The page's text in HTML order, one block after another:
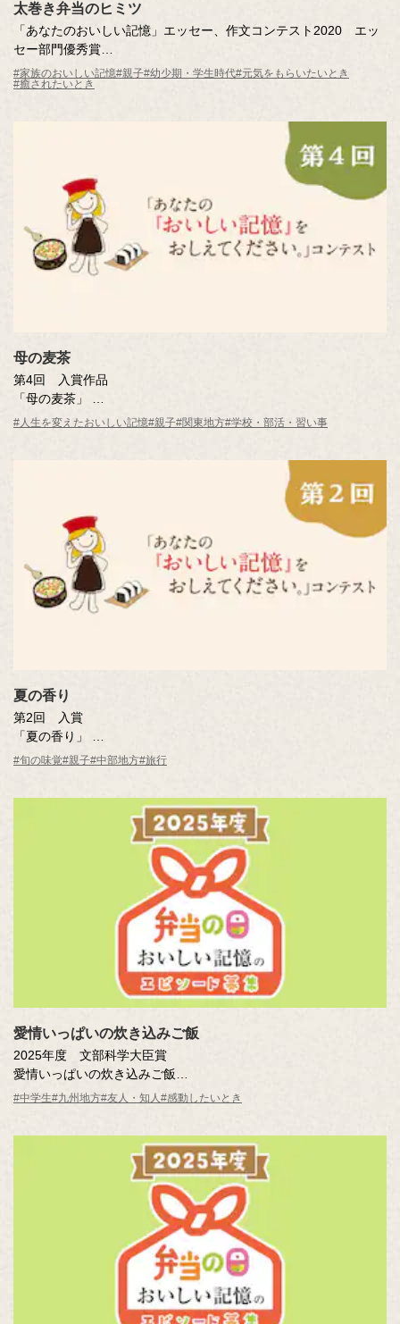
太巻き弁当のヒミツ
「あなたのおいしい記憶」エッセー、作文コンテスト2020 エッ
セー部門優秀賞
太巻き弁当のヒミツ
作・社員
#家族のおいしい記憶#親子#幼少期・学生時代#元気をもらいたいとき
#癒されたいとき
母の麦茶
第4回 入賞作品
「母の麦茶」
井上 秀子さん（東京都・45歳）
#人生を変えたおいしい記憶#親子#関東地方#学校・部活・習い事
夏の香り
第2回 入賞
「夏の香り」
曽田 喜人さん（愛知県）
#旬の味覚#親子#中部地方#旅行
愛情いっぱいの炊き込みご飯
2025年度 文部科学大臣賞
愛情いっぱいの炊き込みご飯
吉田 かりん結愛（大分県 別府市立別府西中学校1年 ）
#中学生#九州地方#友人・知人 #感動したいとき